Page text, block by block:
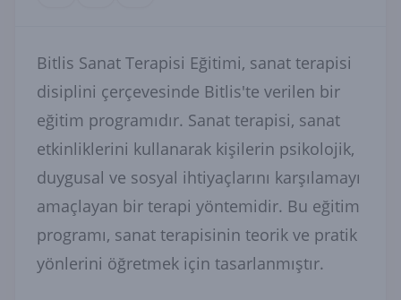
Bitlis Sanat Terapisi Eğitimi, sanat terapisi
disiplini çerçevesinde Bitlis'te verilen bir
eğitim programıdır. Sanat terapisi, sanat
etkinliklerini kullanarak kişilerin psikolojik,
duygusal ve sosyal ihtiyaçlarını karşılamayı
amaçlayan bir terapi yöntemidir. Bu eğitim
programı, sanat terapisinin teorik ve pratik
yönlerini öğretmek için tasarlanmıştır.